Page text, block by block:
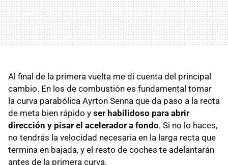
Al final de la primera vuelta me di cuenta del principal
cambio. En los de combustión es fundamental tomar
la curva parabólica Ayrton Senna que da paso a la recta
de meta bien rápido y ser habilidoso para abrir
dirección y pisar el acelerador a fondo. Si no lo haces,
no tendrás la velocidad necesaria en la larga recta que
termina en bajada, y el resto de coches te adelantarán
antes de la primera curva.